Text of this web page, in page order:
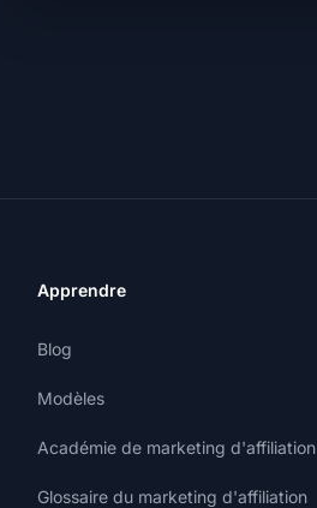
Apprendre
Blog
Modèles
Académie de marketing d'affiliation
Glossaire du marketing d'affiliation